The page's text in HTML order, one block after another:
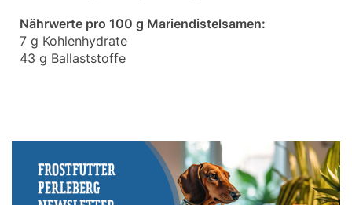
Nährwerte pro 100 g Mariendistelsamen:
7 g Kohlenhydrate
43 g Ballaststoffe